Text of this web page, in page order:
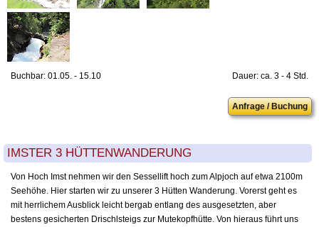
Buchbar: 01.05. - 15.10 Dauer: ca. 3 - 4 Std.
Anfrage / Buchung
IMSTER 3 HÜTTENWANDERUNG
Von Hoch Imst nehmen wir den Sessellift hoch zum Alpjoch auf etwa 2100m
Seehöhe. Hier starten wir zu unserer 3 Hütten Wanderung. Vorerst geht es
mit herrlichem Ausblick leicht bergab entlang des ausgesetzten, aber
bestens gesicherten Drischlsteigs zur Mutekopfhütte. Von hieraus führt uns